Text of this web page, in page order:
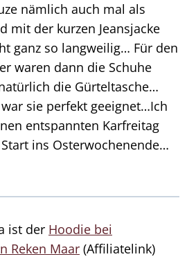
nämlich auch mal als
mit der kurzen Jeansjacke
ganz so langweilig… Für den
waren dann die Schuhe
die Gürteltasche…
sie perfekt geeignet…Ich
entspannten Karfreitag
ins Osterwochenende…
ist der Hoodie bei
Reken Maar (Affiliatelink)